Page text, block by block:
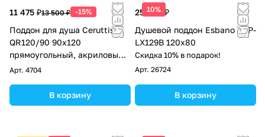
11 475 ₽13 500 ₽ -15%
Поддон для душа Ceruttispa
QR120/90 90х120
прямоугольный, акриловый,
белый
Арт. 4704
В корзину
10%
25 500 ₽
Душевой поддон Esbano ESP-
LX129B 120х80
Скидка 10% в подарок!
Арт. 26724
В корзину